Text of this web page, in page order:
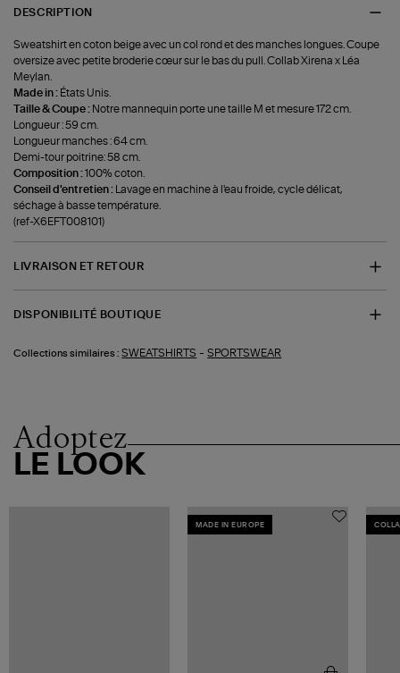
DESCRIPTION
Sweatshirt en coton beige avec un col rond et des manches longues. Coupe
oversize avec petite broderie cœur sur le bas du pull. Collab Xirena x Léa
Meylan.
Made in : États Unis.
Taille & Coupe : Notre mannequin porte une taille M et mesure 172 cm.
Longueur : 59 cm.
Longueur manches : 64 cm.
Demi-tour poitrine: 58 cm.
Composition :100% coton.
Conseil d'entretien : Lavage en machine à l'eau froide, cycle délicat,
séchage à basse température.
(ref-X6EFT008101)
LIVRAISON ET RETOUR
DISPONIBILITÉ BOUTIQUE
Collections similaires : SWEATSHIRTS -SPORTSWEAR
Adoptez
LE LOOK
MADE IN EUROPE